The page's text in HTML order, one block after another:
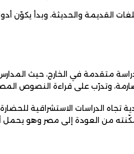
القديمة والحديثة، وبدأ يكوّن
متقدمة في الخارج، حيث
وتدرّب على قراءة النصوص
تجاه الدراسات الاستشراقية
من العودة إلى مصر وهو يحمل